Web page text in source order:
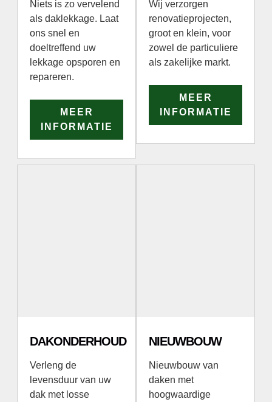
Niets is zo vervelend
als daklekkage. Laat
ons snel en
doeltreffend uw
lekkage opsporen en
repareren.
MEER
INFORMATIE
Wij verzorgen
renovatieprojecten,
groot en klein, voor
zowel de particuliere
als zakelijke markt.
MEER
INFORMATIE
DAKONDERHOUD
Verleng de
levensduur van uw
dak met losse
NIEUWBOUW
Nieuwbouw van
daken met
hoogwaardige